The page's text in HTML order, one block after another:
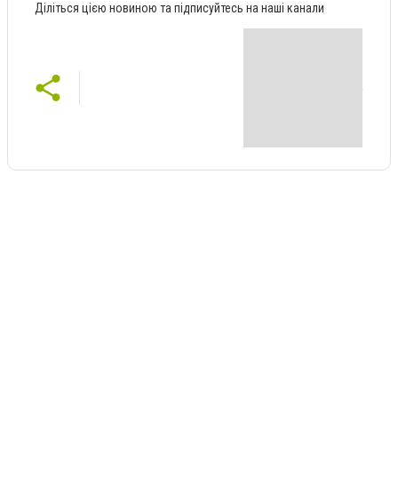
Діліться цією новиною та підписуйтесь на наші канали